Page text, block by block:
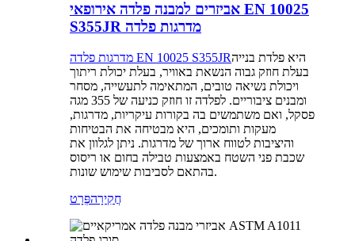
אביזרים למבנה פלדה אירופאי EN 10025
S355JR מדרגות פלדה
מדרגות פלדה EN 10025 S355JRהיא פלדת בנייה
בעלת חוזק גבוה הנשאת באוויר, בעלת יכולת ריתוך
ויכולת נשיאה טובים, המתאימה לתעשייה, מסחר
ומבנים ציבוריים. לפלדה זו חוזק כניעה של 355 מגה
פסקל, ואם משתמשים בה בקורות עיקריות, מדרגות,
מעקות ותומכים, היא מבטיחה את הבטיחות
והיציבות לטווח ארוך של מדרגות. ניתן לגלוון את
שכבת פני השטח באמצעות טבילה בחום או ריסוס
בהתאם לסביבות שימוש שונות.
חֲקִירָהפְּרָט